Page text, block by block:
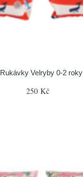
Rukávky Velryby 0-2 roky
250 Kč